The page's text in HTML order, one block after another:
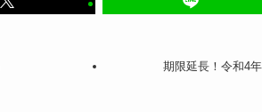
期限延長！令和4